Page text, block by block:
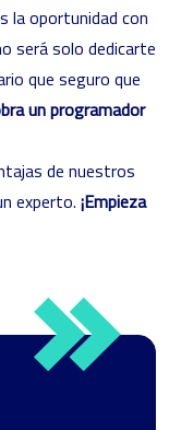
la oportunidad con
será solo dedicarte
que seguro que
un programador
de nuestros
experto. ¡Empieza